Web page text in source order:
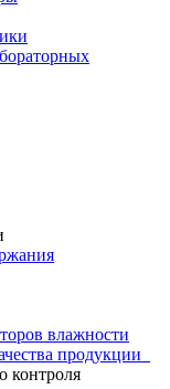
влажности
продукции
контроля